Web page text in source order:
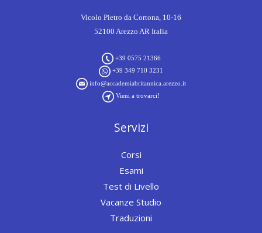
Vicolo Pietro da Cortona, 10-16
52100 Arezzo AR Italia
+39 0575 21366
+39 349 710 3231
info@accademiabritannica.arezzo.it
Vieni a trovarci!
Servizi
Corsi
Esami
Test di Livello
Vacanze Studio
Traduzioni